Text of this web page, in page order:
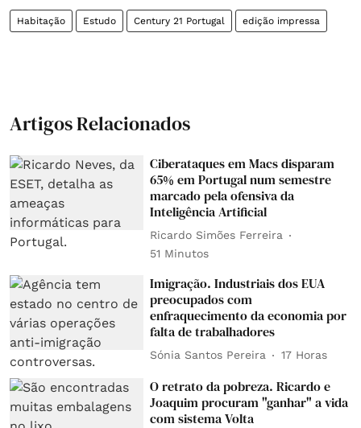
Habitação Estudo Century 21 Portugal edição impressa
Artigos Relacionados
Ciberataques em Macs disparam
65% em Portugal num semestre
marcado pela ofensiva da
Inteligência Artificial
Ricardo Simões Ferreira
51 Minutos
Imigração. Industriais dos EUA
preocupados com
enfraquecimento da economia por
falta de trabalhadores
Sónia Santos Pereira 17 Horas
O retrato da pobreza. Ricardo e
Joaquim procuram "ganhar" a vida
com sistema Volta